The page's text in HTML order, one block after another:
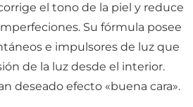
el tono de la piel y reduce
Su fórmula posee
e impulsores de luz que
de la luz desde el interior.
deseado efecto «buena cara».